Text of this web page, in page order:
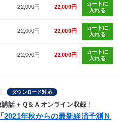
22,000円 22,000円
カートに
入れる
22,000円 22,000円
カートに
入れる
22,000円 22,000円
カートに
入れる
ダウンロード対応
話＋Ｑ＆Ａオンライン収録！
2021年秋からの最新経済予測Ｎ